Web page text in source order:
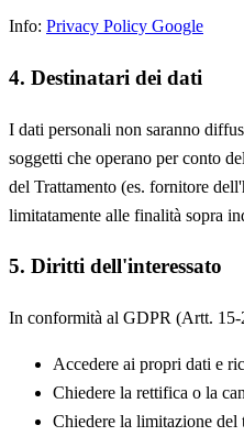
Info: Privacy Policy Google
4. Destinatari dei dati
I dati personali non saranno
soggetti che operano per conto
del Trattamento (es. fornitore
limitatamente alle finalità sopra
5. Diritti dell'interessato
In conformità al GDPR (Artt.
Accedere ai propri dati e
Chiedere la rettifica o la
Chiedere la limitazione del